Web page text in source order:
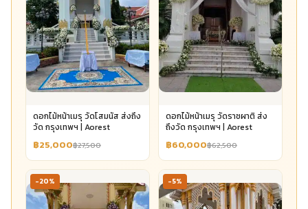
ดอกไม้หน้าเมรุ วัดโสมนัส ส่งถึง
วัด กรุงเทพฯ | Aorest
฿25,000฿27,500
ดอกไม้หน้าเมรุ วัดราชผาติ ส่ง
ถึงวัด กรุงเทพฯ | Aorest
฿60,000฿62,500
-20% -5%